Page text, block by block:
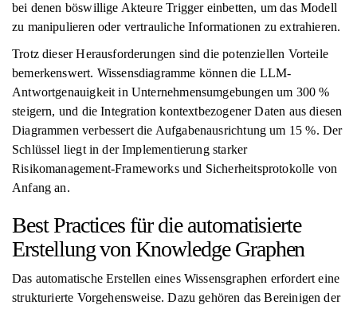
bei denen böswillige Akteure Trigger einbetten, um das Modell
zu manipulieren oder vertrauliche Informationen zu extrahieren.
Trotz dieser Herausforderungen sind die potenziellen Vorteile
bemerkenswert. Wissensdiagramme können die LLM-
Antwortgenauigkeit in Unternehmensumgebungen um 300 %
steigern, und die Integration kontextbezogener Daten aus diesen
Diagrammen verbessert die Aufgabenausrichtung um 15 %. Der
Schlüssel liegt in der Implementierung starker
Risikomanagement-Frameworks und Sicherheitsprotokolle von
Anfang an.
Best Practices für die automatisierte
Erstellung von Knowledge Graphen
Das automatische Erstellen eines Wissensgraphen erfordert eine
strukturierte Vorgehensweise. Dazu gehören das Bereinigen der